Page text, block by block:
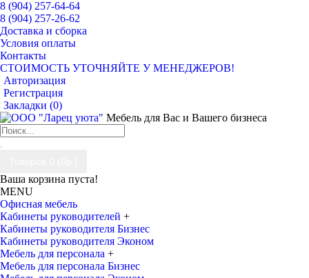
8 (904) 257-64-64
8 (904) 257-26-62
Доставка и сборка
Условия оплаты
Контакты
СТОИМОСТЬ УТОЧНЯЙТЕ У МЕНЕДЖЕРОВ!
Авторизация
Регистрация
Закладки (0)
Мебель для Вас и Вашего бизнеса
Ваша корзина пуста!
MENU
Офисная мебель
Кабинеты руководителей +
Кабинеты руководителя Бизнес
Кабинеты руководителя Эконом
Мебель для персонала +
Мебель для персонала Бизнес